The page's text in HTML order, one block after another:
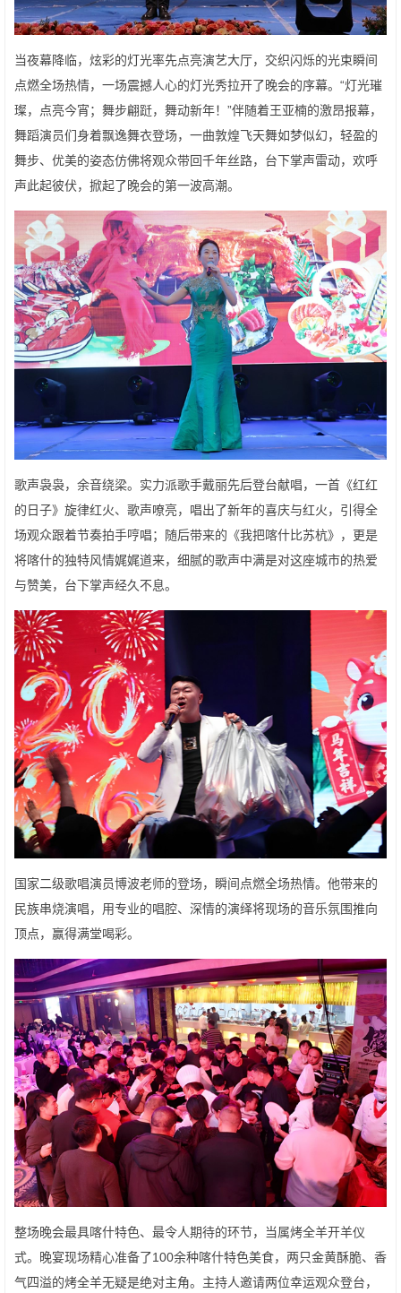
当夜幕降临，炫彩的灯光率先点亮演艺大厅，交织闪烁的光束瞬间
点燃全场热情，一场震撼人心的灯光秀拉开了晚会的序幕。“灯光璀
璨，点亮今宵；舞步翩跹，舞动新年！”伴随着王亚楠的激昂报幕，
舞蹈演员们身着飘逸舞衣登场，一曲敦煌飞天舞如梦似幻，轻盈的
舞步、优美的姿态仿佛将观众带回千年丝路，台下掌声雷动，欢呼
声此起彼伏，掀起了晚会的第一波高潮。
歌声袅袅，余音绕梁。实力派歌手戴丽先后登台献唱，一首《红红
的日子》旋律红火、歌声嘹亮，唱出了新年的喜庆与红火，引得全
场观众跟着节奏拍手哼唱；随后带来的《我把喀什比苏杭》，更是
将喀什的独特风情娓娓道来，细腻的歌声中满是对这座城市的热爱
与赞美，台下掌声经久不息。
国家二级歌唱演员博波老师的登场，瞬间点燃全场热情。他带来的
民族串烧演唱，用专业的唱腔、深情的演绎将现场的音乐氛围推向
顶点，赢得满堂喝彩。
整场晚会最具喀什特色、最令人期待的环节，当属烤全羊开羊仪
式。晚宴现场精心准备了100余种喀什特色美食，两只金黄酥脆、香
气四溢的烤全羊无疑是绝对主角。主持人邀请两位幸运观众登台，